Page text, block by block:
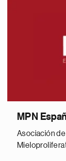
MPN
Asociación